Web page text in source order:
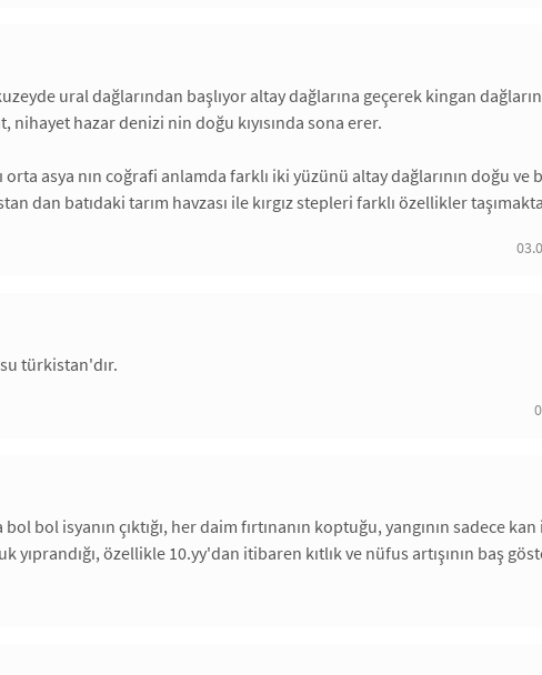
ural dağlarından başlıyor altay dağlarına geçerek kingan
hazar denizi nin doğu kıyısında sona erer.
asya nın coğrafi anlamda farklı iki yüzünü altay dağlarının doğu ve
dan batıdaki tarım havzası ile kırgız stepleri farklı özellikler
türkistan'dır.
bol isyanın çıktığı, her daim fırtınanın koptuğu, yangının sadece
yıprandığı, özellikle 10.yy'dan itibaren kıtlık ve nüfus artışının baş